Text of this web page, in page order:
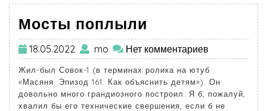
Мосты поплыли
18.05.2022 mo Нет комментариев
Жил-был Совок-1 (в терминах ролика на ютуб
«Масяня. Эпизод 161. Как объяснить детям»). Он
довольно много грандиозного построил. Я б, пожалуй,
хвалил бы его технические свершения, если б не